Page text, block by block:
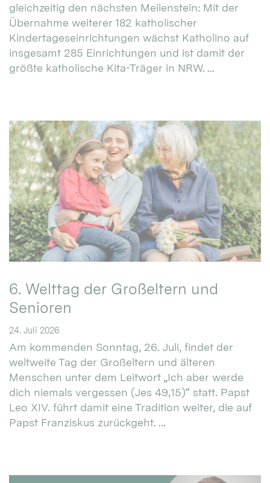
gleichzeitig den nächsten Meilenstein: Mit der
Übernahme weiterer 182 katholischer
Kindertageseinrichtungen wächst Katholino auf
insgesamt 285 Einrichtungen und ist damit der
größte katholische Kita-Träger in NRW. ...
6. Welttag der Großeltern und
Senioren
24. Juli 2026
Am kommenden Sonntag, 26. Juli, findet der
weltweite Tag der Großeltern und älteren
Menschen unter dem Leitwort „Ich aber werde
dich niemals vergessen (Jes 49,15)“ statt. Papst
Leo XIV. führt damit eine Tradition weiter, die auf
Papst Franziskus zurückgeht. ...